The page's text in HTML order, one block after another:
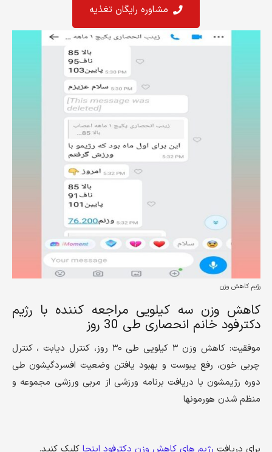
مشاوره رایگان تغذیه
رژیم کاهش وزن
کاهش وزن سه کیلویی مراجعه کننده با رژیم
دکترفود خانم انحصاری طی 30 روز
موفقیت: کاهش وزن ۳ کیلویی طی ۳۰ روز، کنترل دیابت ، کنترل
چربی خون، رفع یبوست و بهبود یافتن وضعیت افسردگیشون طی
دوره رژیمشون با دریافت برنامه ورزشی از مربی ورزشی مجموعه و
منظم شدن هورمونها
برای دریافت رژیم های کاهش وزن دکترفود اینجاکلیک کنید.